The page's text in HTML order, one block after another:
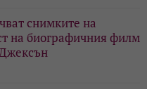
снимките на
на биографичния филм